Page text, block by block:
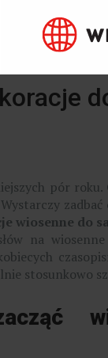
pór
wiosenne do
na
stosunkowo